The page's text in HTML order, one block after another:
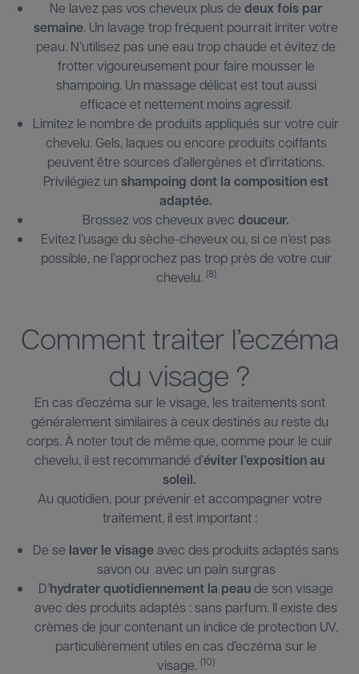
Ne lavez pas vos cheveux plus de deux fois par
semaine. Un lavage trop fréquent pourrait irriter votre
peau. N’utilisez pas une eau trop chaude et évitez de
frotter vigoureusement pour faire mousser le
shampoing. Un massage délicat est tout aussi
efficace et nettement moins agressif.
Limitez le nombre de produits appliqués sur votre cuir
chevelu. Gels, laques ou encore produits coiffants
peuvent être sources d’allergènes et d’irritations.
Privilégiez un shampoing dont la composition est
adaptée.
Brossez vos cheveux avec douceur.
Evitez l’usage du sèche-cheveux ou, si ce n’est pas
possible, ne l’approchez pas trop près de votre cuir
chevelu. (8)
Comment traiter l’eczéma
du visage ?
En cas d’eczéma sur le visage, les traitements sont
généralement similaires à ceux destinés au reste du
corps. À noter tout de même que, comme pour le cuir
chevelu, il est recommandé d’éviter l’exposition au
soleil.
Au quotidien, pour prévenir et accompagner votre
traitement, il est important :
De se laver le visageavec des produits adaptés sans
savon ou avec un pain surgras
D’hydrater quotidiennement la peaude son visage
avec des produits adaptés : sans parfum. Il existe des
crèmes de jour contenant un indice de protection UV,
particulièrement utiles en cas d’eczéma sur le
visage. (10)